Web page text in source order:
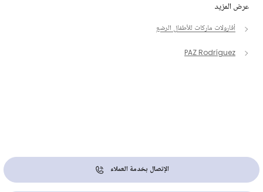
عرض المزيد
أفارولات ماركات للأطفال الرضع
PAZ Rodríguez
الإتصال بخدمة العملاء